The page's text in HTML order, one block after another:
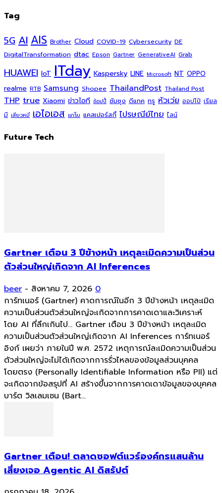
Tag
5G AI AIS Brother Cloud COVID-19 Cybersecurity DE
DigitalTransformation dtac Epson Gartner GenerativeAI Grab
HUAWEI IoT ITday Kaspersky LINE Microsoft NT OPPO
realme RTB Samsung Shopee ThailandPost Thailand Post
THP true Xiaomi ข่าวไอที ช้อปปี้ ซัมซุง ดีแทค ทรู หัวเว่ย ออปโป้ เรียล
มี เสียวหมี่ เอไอเอส แกร็บ แคสเปอร์สกี้ ไปรษณีย์ไทย ไลน์
Future Tech
Gartner เตือน 3 ปีข้างหน้า เหตุละเมิดความเป็นส่วน
ตัวส่วนใหญ่เกิดจาก AI Inferences
beer - สิงหาคม 7, 2026 0
การ์ทเนอร์ (Gartner) คาดการณ์ในอีก 3 ปีข้างหน้า เหตุละเมิด
ความเป็นส่วนตัวส่วนใหญ่จะเกิดจากการคาดเดาและวิเคราะห์
โดย AI ที่ลึกเกินไป... Gartner เตือน 3 ปีข้างหน้า เหตุละเมิด
ความเป็นส่วนตัวส่วนใหญ่เกิดจาก AI Inferences การ์ทเนอร์
อิงก์ เผยว่า ภายในปี พ.ศ. 2572 เหตุการณ์ละเมิดความเป็นส่วน
ตัวส่วนใหญ่จะไม่ได้เกิดจากการรั่วไหลของข้อมูลส่วนบุคคล
โดยตรง (Personally Identifiable Information หรือ PII) แต่
จะเกิดจากข้อสรุปที่ AI สร้างขึ้นจากการคาดเดาข้อมูลของบุคคล
บาร์ต วิลเลมเซน (Bart...
Gartner เตือน! ตลาดซอฟต์แวร์องค์กรแสนล้าน
เสี่ยงเจอ Agentic AI ดิสรัปต์